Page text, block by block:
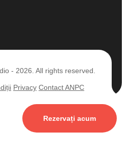
- 2026. All rights reserved.
Privacy Contact ANPC
Rezervați acum